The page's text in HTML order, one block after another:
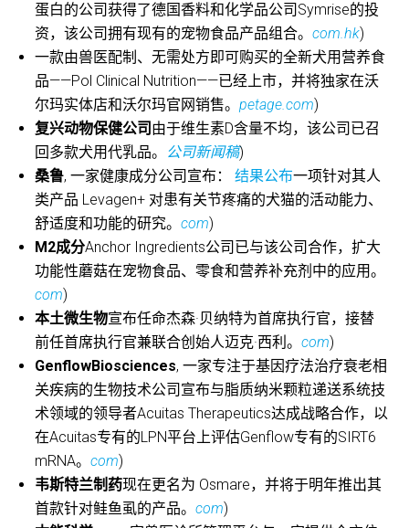
蛋白的公司获得了德国香料和化学品公司Symrise的投
资，该公司拥有现有的宠物食品产品组合。com.hk)
一款由兽医配制、无需处方即可购买的全新犬用营养食
品——Pol Clinical Nutrition——已经上市，并将独家在沃
尔玛实体店和沃尔玛官网销售。petage.com)
复兴动物保健公司 由于维生素D含量不均，该公司已召
回多款犬用代乳品。 公司新闻稿)
桑鲁, 一家健康成分公司宣布：结果公布一项针对其人
类产品 Levagen+ 对患有关节疼痛的犬猫的活动能力、
舒适度和功能的研究。com)
M2成分Anchor Ingredients公司已与该公司合作，扩大
功能性蘑菇在宠物食品、零食和营养补充剂中的应用。
com)
本土微生物宣布任命杰森·贝纳特为首席执行官，接替
前任首席执行官兼联合创始人迈克·西利。com)
GenflowBiosciences, 一家专注于基因疗法治疗衰老相
关疾病的生物技术公司宣布与脂质纳米颗粒递送系统技
术领域的领导者Acuitas Therapeutics达成战略合作，以
在Acuitas专有的LPN平台上评估Genflow专有的SIRT6
mRNA。com)
韦斯特兰制药现在更名为 Osmare，并将于明年推出其
首款针对鲑鱼虱的产品。com)